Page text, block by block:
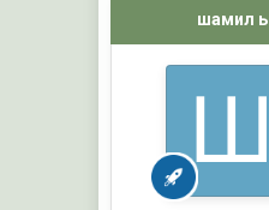
шамил ь